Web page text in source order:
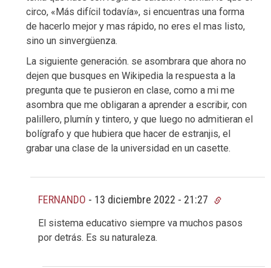
circo, «Más difícil todavía», si encuentras una forma
de hacerlo mejor y mas rápido, no eres el mas listo,
sino un sinvergüenza.
La siguiente generación. se asombrara que ahora no
dejen que busques en Wikipedia la respuesta a la
pregunta que te pusieron en clase, como a mi me
asombra que me obligaran a aprender a escribir, con
palillero, plumín y tintero, y que luego no admitieran el
bolígrafo y que hubiera que hacer de estranjis, el
grabar una clase de la universidad en un casette.
FERNANDO - 13 diciembre 2022 - 21:27
El sistema educativo siempre va muchos pasos
por detrás. Es su naturaleza.